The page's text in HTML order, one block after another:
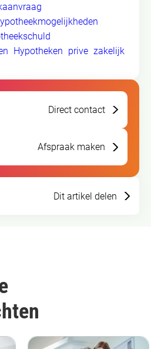
Hypotheken prive zakelijk
Direct contact
Afspraak maken
Dit artikel delen